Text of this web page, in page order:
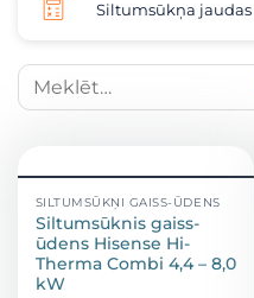
Siltumsūkņa
Meklēt:
SILTUMSŪKŅI GAISS-ŪDENS
Siltumsūknis gaiss-
ūdens Hisense Hi-
Therma Combi 4,4 – 8,0
kW